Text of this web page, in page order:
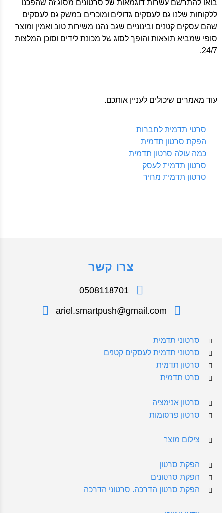
בואו להתרשם עשרות דוגמאות של סרטונים מסוג זה שהפכנו
ללקוחות שלנו גם לעסקים גדולים ומוכרים במשק גם לעסקים
שהם עסקים קטנים ובינוניים שגם נהנו משירות טוב ואמין ומוצר
סופי שמביא תוצאות והופך לסוג של מכונת לידים וסוכן המלצות
24/7.
עוד מאמרים שיכולים לעניין אותכם.
סרטי תדמית לחברות
הפקת סרטון תדמית
כמה עולה סרטון תדמית
סרטון תדמית לעסק
סרטון תדמית מחיר
צרו קשר
0508118701
ariel.smartpush@gmail.com
סרטוני תדמית
סרטוני תדמית לעסקים קטנים
סרטון תדמית
סרט תדמית
סרטון אנימציה
סרטון פרסומות
צילום מוצר
הפקת סרטון
הפקת סרטונים
הפקת סרטון הדרכה. סרטוני הדרכה